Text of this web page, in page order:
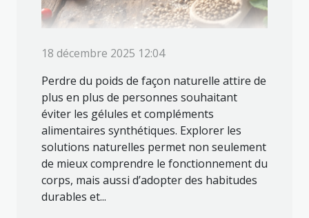
18 décembre 2025 12:04
Perdre du poids de façon naturelle attire de
plus en plus de personnes souhaitant
éviter les gélules et compléments
alimentaires synthétiques. Explorer les
solutions naturelles permet non seulement
de mieux comprendre le fonctionnement du
corps, mais aussi d’adopter des habitudes
durables et...